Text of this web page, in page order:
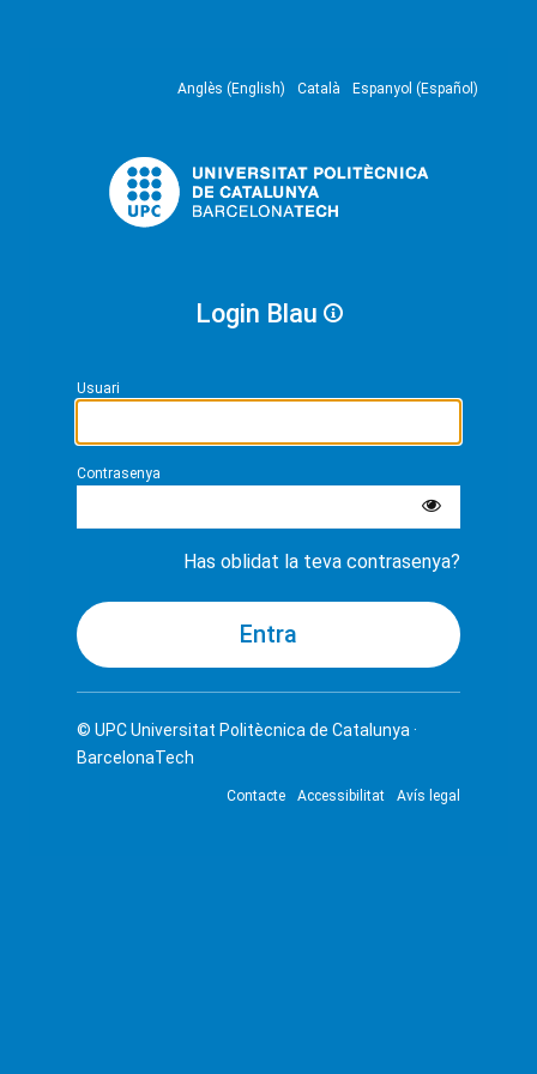
Anglès (English) Català Espanyol (Español)
Login Blau
Usuari
Contrasenya
Has oblidat la teva contrasenya?
© UPCUniversitat Politècnica de Catalunya ·
BarcelonaTech
Contacte Accessibilitat Avís legal